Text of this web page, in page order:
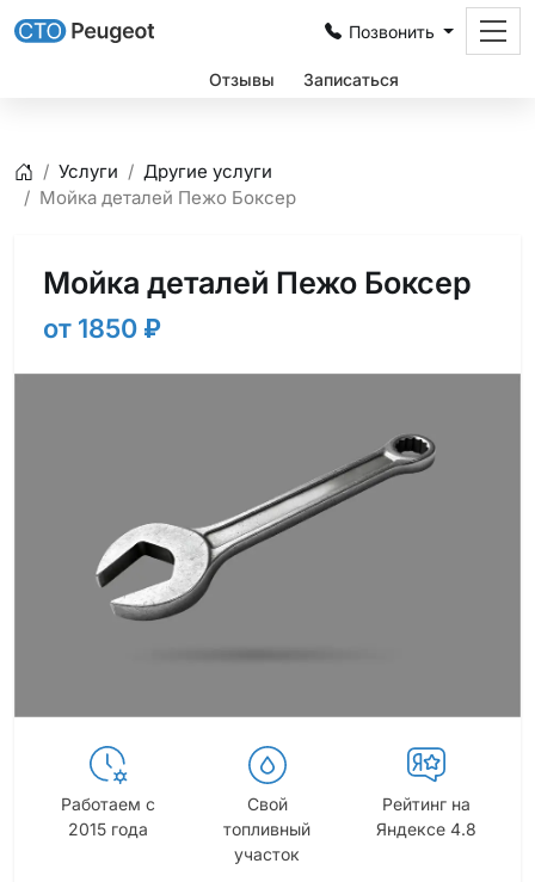
Позвонить
Отзывы Записаться
ГлавнаяУслуги
Другие услуги
Мойка деталей Пежо Боксер
Мойка деталей Пежо Боксер
от 1850 ₽
Работаем с
2015 года
Свой
топливный
участок
Рейтинг на
Яндексе 4.8